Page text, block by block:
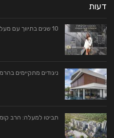
דעות
10 שנים בתיווך עם מעל 1,000 עסקאות
ניגודים מתקיימים
תביטו למעלה: הרב